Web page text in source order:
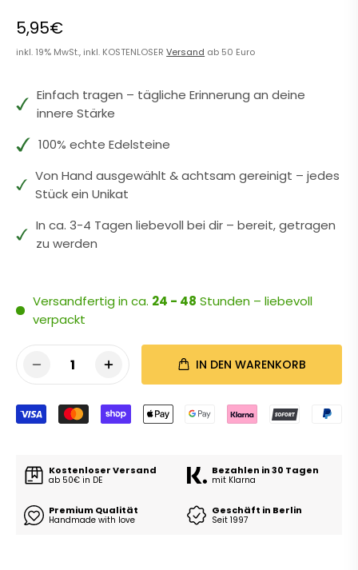
5,95€
inkl. 19% MwSt., inkl. KOSTENLOSERVersand ab 50 Euro
Einfach tragen – tägliche Erinnerung an deine
innere Stärke
100% echte Edelsteine
Von Hand ausgewählt & achtsam gereinigt – jedes
Stück ein Unikat
In ca. 3-4 Tagen liebevoll bei dir – bereit, getragen
zu werden
Versandfertig in ca. 24 - 48 Stunden – liebevoll
verpackt
1 IN DEN WARENKORB
Kostenloser Versand
ab 50€ in DE
Bezahlen in 30 Tagen
mit Klarna
Premium Qualität
Handmade with love
Geschäft in Berlin
Seit 1997